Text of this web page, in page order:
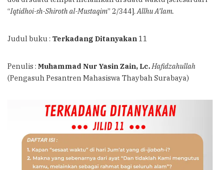
“Iqtidhoi-sh-Shiroth al-Mustaqim” 2/344]. Allhu A’lam.
Judul buku : Terkadang Ditanyakan 11
Penulis : Muhammad Nur Yasin Zain, Lc. Hafidzahullah
(Pengasuh Pesantren Mahasiswa Thaybah Surabaya)